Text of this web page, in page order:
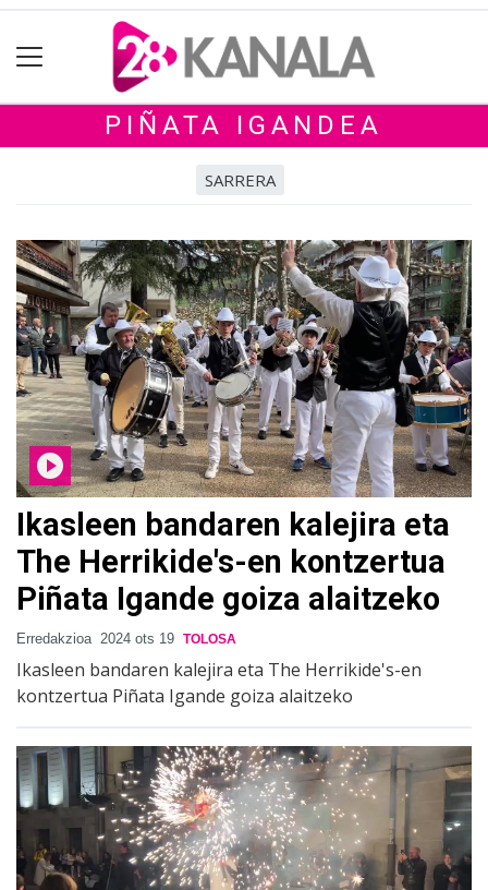
PIÑATA IGANDEA
SARRERA
Ikasleen bandaren kalejira eta
The Herrikide's-en kontzertua
Piñata Igande goiza alaitzeko
Erredakzioa 2024 ots 19 TOLOSA
Ikasleen bandaren kalejira eta The Herrikide's-en
kontzertua Piñata Igande goiza alaitzeko